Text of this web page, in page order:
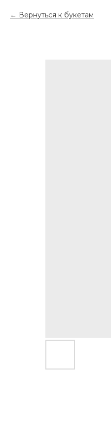
Вернуться к букетам